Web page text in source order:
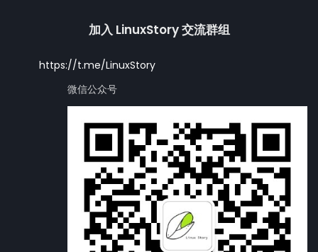
加入 LinuxStory 交流群组
https://t.me/LinuxStory
微信公众号